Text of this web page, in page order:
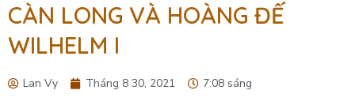
CÀN LONG VÀ HOÀNG ĐẾ
WILHELM I
Lan Vy Tháng 8 30, 2021 7:08 sáng